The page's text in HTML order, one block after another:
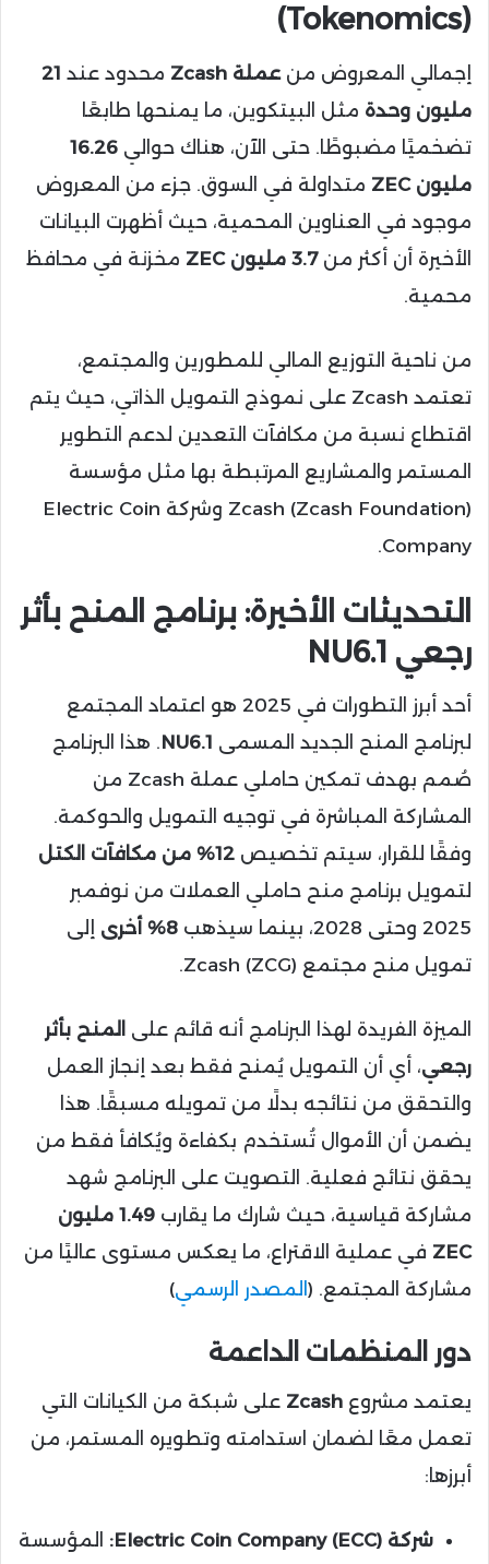
(Tokenomics)
إجمالي المعروض منعملة Zcash محدود عند 21
مليون وحدة مثل البيتكوين، ما يمنحها طابعًا
تضخميًا مضبوطًا. حتى الآن، هناك حوالي 16.26
مليون ZEC
متداولة في السوق. جزء من المعروض
موجود في العناوين المحمية، حيث أظهرت البيانات
الأخيرة أن أكثر من3.7 مليون ZEC
مخزنة في محافظ
محمية.
من ناحية التوزيع المالي للمطورين والمجتمع،
تعتمد Zcash على نموذج التمويل الذاتي، حيث يتم
اقتطاع نسبة من مكافآت التعدين لدعم التطوير
المستمر والمشاريع المرتبطة بها مثل مؤسسة
Zcash (Zcash Foundation) وشركة Electric Coin
Company.
التحديثات الأخيرة: برنامج المنح بأثر
رجعي NU6.1
أحد أبرز التطورات في 2025 هو اعتماد المجتمع
لبرنامج المنح الجديد المسمى NU6.1. هذا البرنامج
صُمم بهدف تمكين حاملي عملة Zcash من
المشاركة المباشرة في توجيه التمويل والحوكمة.
وفقًا للقرار، سيتم تخصيص 12% من مكافآت الكتل
لتمويل برنامج منح حاملي العملات من نوفمبر
2025 وحتى 2028، بينما سيذهب
8% أخرى
إلى
تمويل منح مجتمع Zcash (ZCG).
الميزة الفريدة لهذا البرنامج أنه قائم على المنح بأثر
رجعي، أي أن التمويل يُمنح فقط بعد إنجاز العمل
والتحقق من نتائجه بدلًا من تمويله مسبقًا. هذا
يضمن أن الأموال تُستخدم بكفاءة ويُكافأ فقط من
يحقق نتائج فعلية. التصويت على البرنامج شهد
مشاركة قياسية، حيث شارك ما يقارب
1.49 مليون
ZEC في عملية الاقتراع، ما يعكس مستوى عاليًا من
مشاركة المجتمع. ( المصدر الرسمي)
دور المنظمات الداعمة
يعتمد مشروع Zcash على شبكة من الكيانات التي
تعمل معًا لضمان استدامته وتطويره المستمر، من
أبرزها:
شركة Electric Coin Company (ECC):
المؤسسة